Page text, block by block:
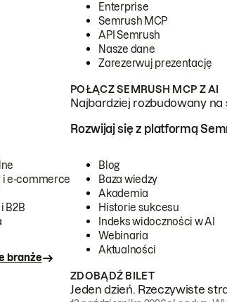
Enterprise
Semrush MCP
API Semrush
Nasze dane
Zarezerwuj prezentację
POŁĄCZ SEMRUSH MCP Z AI
Najbardziej rozbudowany
i e-commerce
B2B
branże
Rozwijaj się z platformą
Blog
Baza wiedzy
Akademia
Historie sukcesu
Indeks widoczności w AI
Webinaria
Aktualności
ZDOBĄDŹ BILET
Jeden dzień. Rzeczywiste